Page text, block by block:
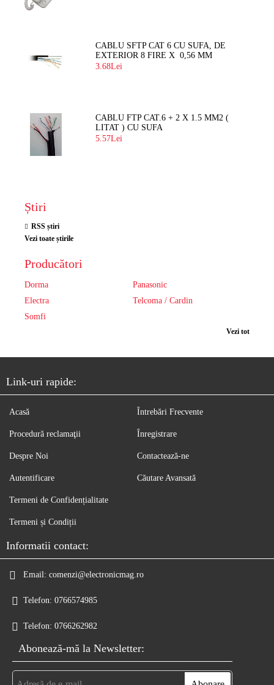
CABLU SFTP CAT 6 CU SUFA, DE
EXTERIOR 8 FIRE X 0,56 MM
3.68Lei
CABLU FTP CAT.6 + 2 X 1.5 MM2 (
LITAT ) CU SUFA
5.57Lei
Știri
RSS știri
Vezi toate știrile
Producători
Dorma
Panasonic
Electra
Telcoma / Cardin
Somfi
Vezi tot
Link-uri rapide:
Acasă
Procedură reclamaţii
Despre Noi
Autentificare
Întrebări Frecvente
Înregistrare
Contactează-ne
Căutare Avansată
Termeni de Confidențialitate
Termeni și Condiții
Informatii contact:
Email: comenzi@electronicmag.ro
Telefon: 0766574985
Telefon: 0766262982
Abonează-mă la Newsletter: